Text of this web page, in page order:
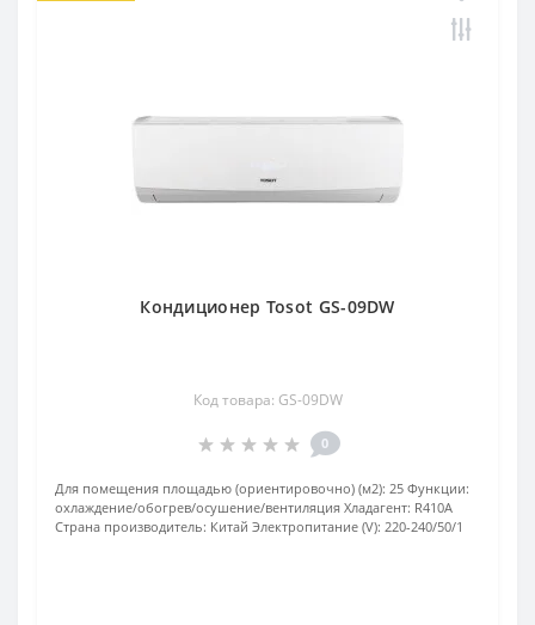
Кондиционер Tosot GS-09DW
Код товара: GS-09DW
0
Для помещения площадью (ориентировочно) (м2): 25 Функции:
охлаждение/обогрев/осушение/вентиляция Хладагент: R410А
Страна производитель: Китай Электропитание (V): 220-240/50/1